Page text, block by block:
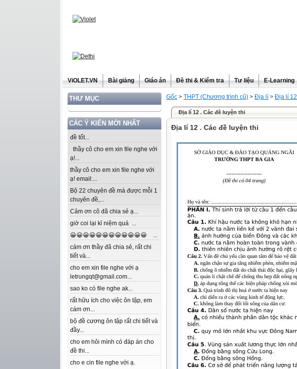
ViOLET.VN Bài giảng Giáo án Đề thi & Kiểm tra Tư liệu E-Learning
THƯ MỤC
CÁC Ý KIẾN MỚI NHẤT
đề tốt...
thầy cô cho em xin file nghe với
ạ!...
thầy cô cho em xin file nghe với
ạ! email:...
Bộ 22 chuyên đề mà được mỗi 1
chuyên đề,...
Cảm ơn cô đã chia sẻ ạ...
giờ coi lại kỉ niệm quá ...
😀😀😀😀😀😀😀😀😀😀😀😀 ...
cám ơn thầy đã chia sẻ, rất chi
tiết và...
cho em xin file nghe với ạ
letrungqt@gmail.com...
sao ko có file nghe ak...
rất hữu ích cho việc ôn tập, em
cám ơn...
bộ đề cương ôn tập rất chi tiết và
đầy...
cho em hỏi mình có đáp án cho
đề thi...
cho e cin file nghe với ạ.
Gốc > THPT (Chương trình cũ) > Địa lí > Địa lí 12
Địa lí 12 . Các đề luyện thi
Địa lí 12 . Các đề luyện thi